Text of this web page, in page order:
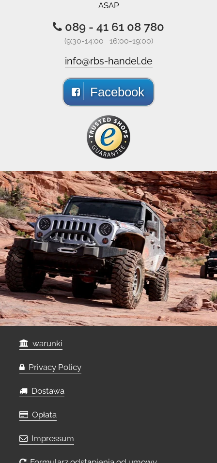
ASAP
089 - 41 61 08 780
(9:30-14:00 16:00-19:00)
info@rbs-handel.de
Facebook
warunki
Privacy Policy
Dostawa
Opłata
Impressum